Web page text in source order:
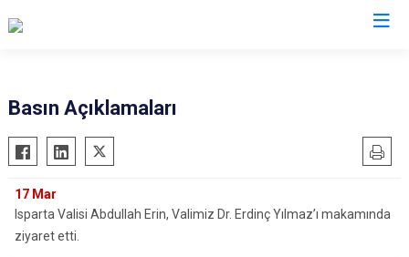
Basın Açıklamaları
17 Mar
Isparta Valisi Abdullah Erin, Valimiz Dr. Erdinç Yılmaz’ı makamında
ziyaret etti.